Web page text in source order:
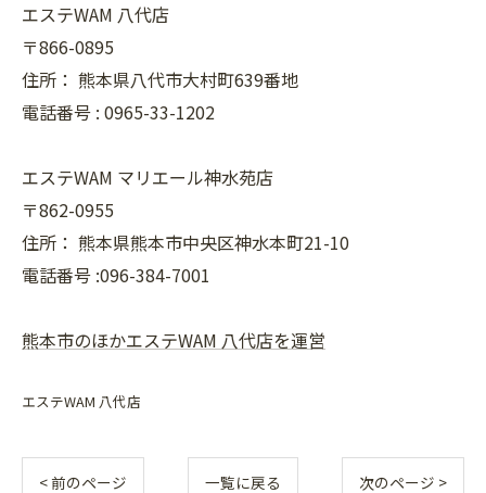
エステWAM 八代店
〒866-0895
住所： 熊本県八代市大村町639番地
電話番号 : 0965-33-1202
エステWAM マリエール神水苑店
〒862-0955
住所： 熊本県熊本市中央区神水本町21-10
電話番号 :096-384-7001
熊本市のほかエステWAM 八代店を運営
エステWAM 八代店
< 前のページ 一覧に戻る 次のページ >